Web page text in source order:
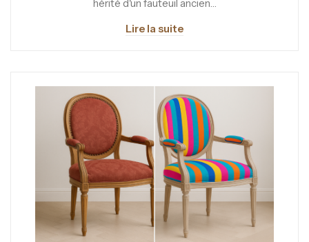
hérité d'un fauteuil ancien…
Lire la suite